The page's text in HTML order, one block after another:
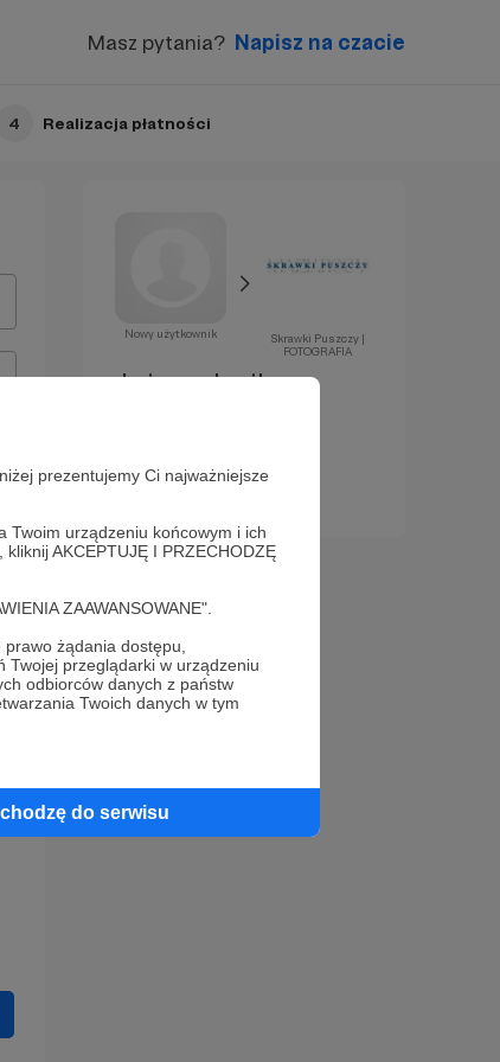
prezentujemy Ci najważniejsze
Twoim urządzeniu końcowym i ich
AKCEPTUJĘ I PRZECHODZĘ
ZAAWANSOWANE".
żądania dostępu,
Twojej przeglądarki w urządzeniu
odbiorców danych z państw
Twoich danych w tym
do serwisu
Masz pytania? Napisz na czacie
4 Realizacja płatności
Nowy użytkownik
Skrawki Puszczy |
FOTOGRAFIA
Już za chwilę